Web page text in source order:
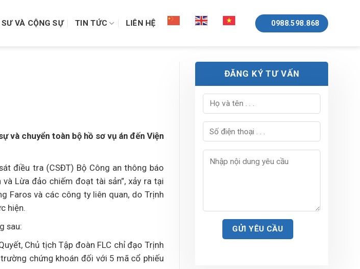
VÀ CỘNG SỰ TIN TỨC LIÊN HỆ 0988.598.868
và chuyển toàn bộ hồ sơ vụ án đến Viện
điều tra (CSĐT) Bộ Công an thông báo
Lừa đảo chiếm đoạt tài sản”, xảy ra tại
Faros và các công ty liên quan, do Trịnh
hiện.
sau:
Chủ tịch Tập đoàn FLC chỉ đạo Trịnh
chứng khoán đối với 5 mã cổ phiếu
ĐĂNG KÝ TƯ VẤN